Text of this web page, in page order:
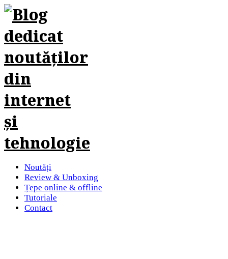
Noutăți
Review & Unboxing
Țepe online & offline
Tutoriale
Contact